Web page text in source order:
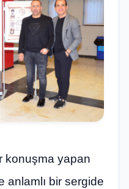
konuşma yapan
anlamlı bir sergide